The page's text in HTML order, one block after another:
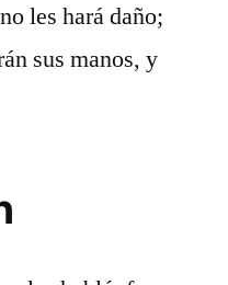
les hará daño;
sus manos, y